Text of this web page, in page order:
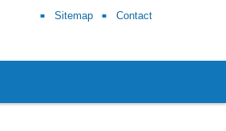
Sitemap Contact